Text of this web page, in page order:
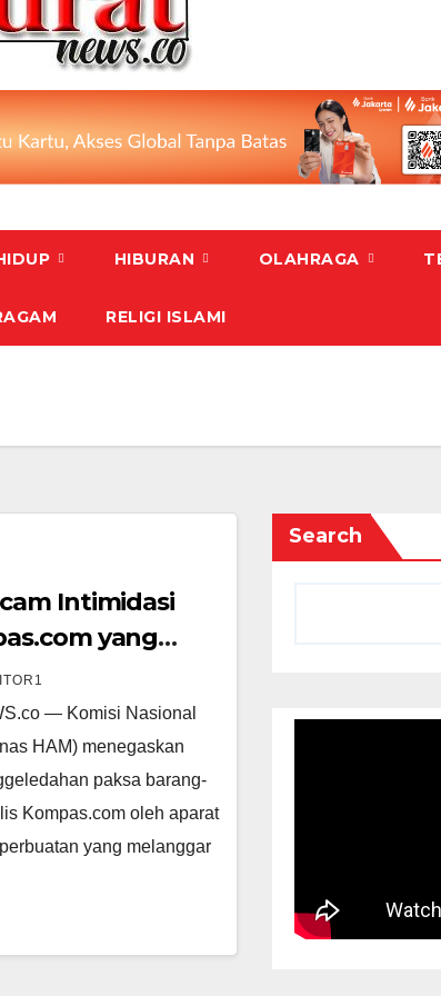
HIBURAN OLAHRAGA
RELIGI ISLAMI
Intimidasi
yang
Demo
— Komisi Nasional
HAM) menegaskan
paksa barang-
Kompas.com oleh aparat
yang melanggar
Search